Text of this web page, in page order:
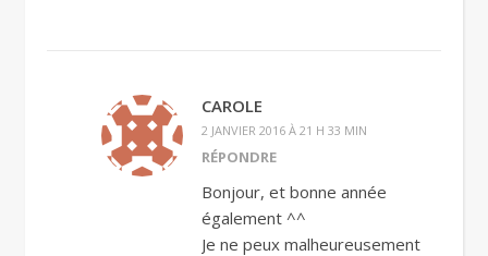
CAROLE
2 JANVIER 2016 À 21 H 33 MIN
RÉPONDRE
Bonjour, et bonne année
également ^^
Je ne peux malheureusement